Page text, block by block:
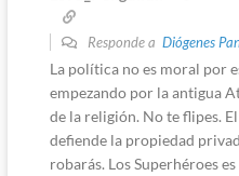
Responde a Diógenes
La política no es moral por
empezando por la antigua
de la religión. No te flipes.
defiende la propiedad
robarás. Los Superhéroes